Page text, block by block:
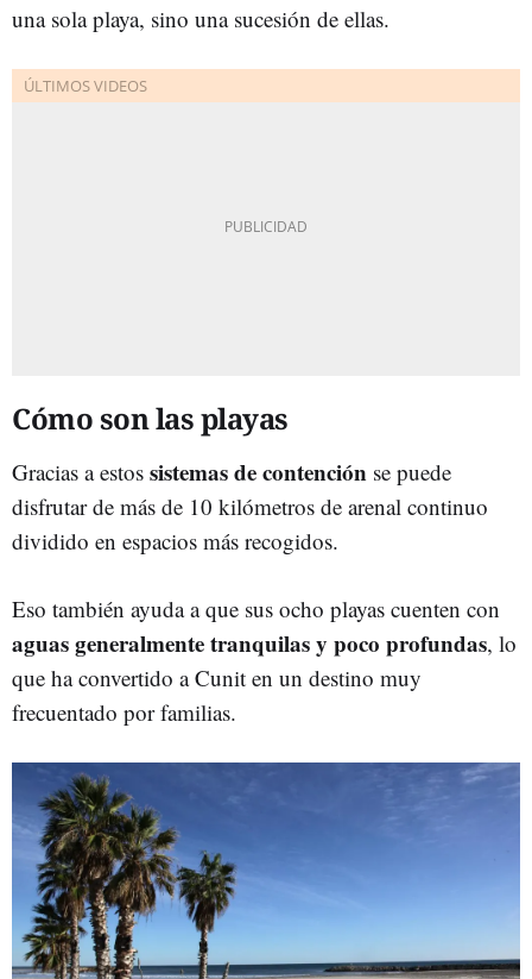
una sola playa, sino una sucesión de ellas.
Cómo son las playas
Gracias a estos sistemas de contención se puede
disfrutar de más de 10 kilómetros de arenal continuo
dividido en espacios más recogidos.
Eso también ayuda a que sus ocho playas cuenten con
aguas generalmente tranquilas y poco profundas, lo
que ha convertido a Cunit en un destino muy
frecuentado por familias.